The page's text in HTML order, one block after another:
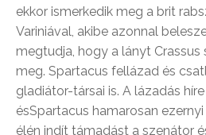
ekkor ismerkedik meg a brit
Variniával, akibe azonnal
megtudja, hogy a lányt
meg. Spartacus fellázad és
gladiátor-társai is. A lázadás
ésSpartacus hamarosan
élén indít támadást a szenátor